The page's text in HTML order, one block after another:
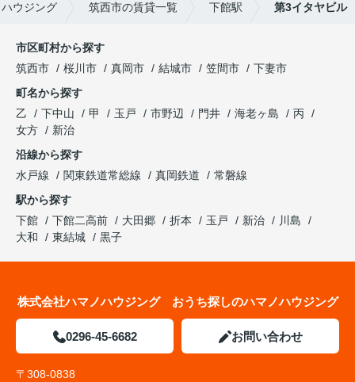
ウジング 筑西市の賃貸一覧 下館駅 第3イタヤビル
市区町村から探す
筑西市
桜川市 真岡市 結城市 笠間市
下妻市
町名から探す
乙
下中山 甲 玉戸 市野辺 門井 海老ヶ島
丙
女方
新治
沿線から探す
水戸線
関東鉄道常総線 真岡鉄道
常磐線
駅から探す
下館
下館二高前 大田郷 折本 玉戸 新治
川島
大和
東結城 黒子
株式会社ハマノハウジング おうち探しのハマノハウジング
0296-45-6682 お問い合わせ
〒308-0838